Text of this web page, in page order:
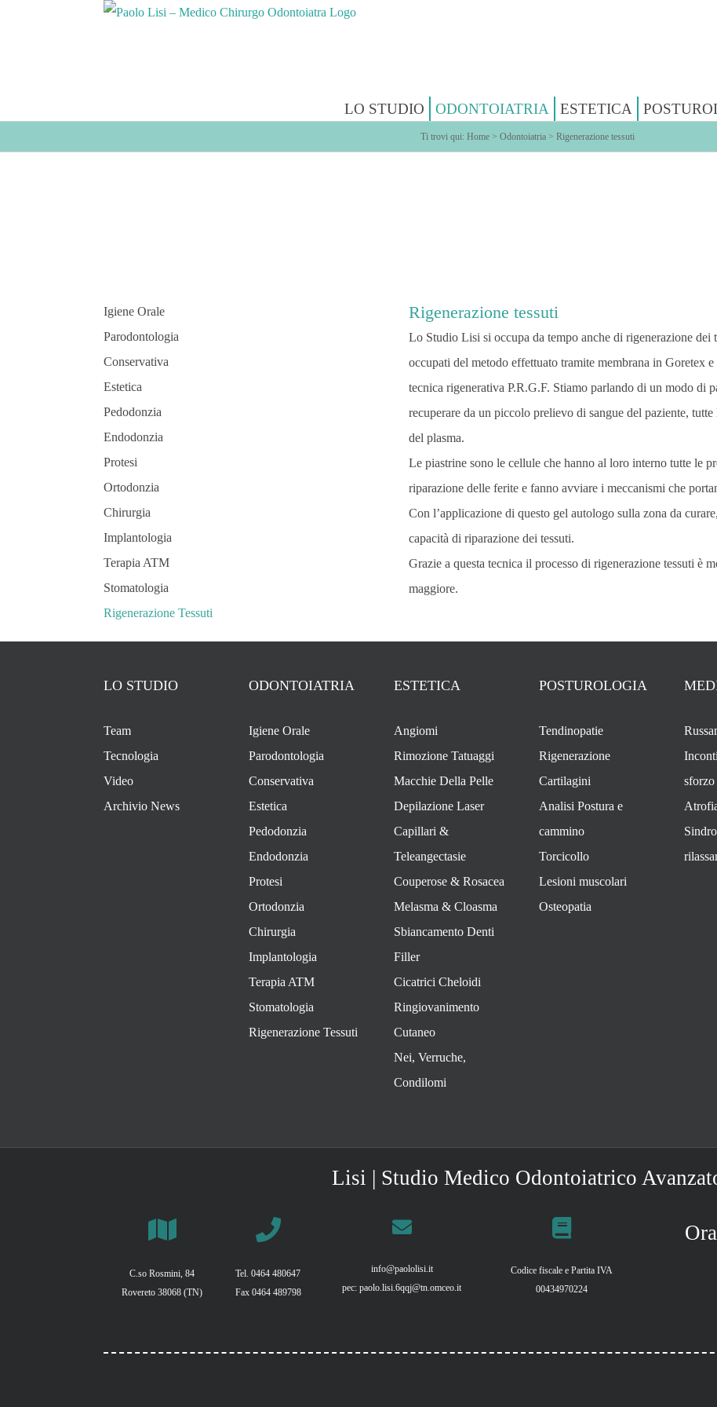
LO STUDIO ODONTOIATRIA ESTETICA
Ti trovi qui: Home> Odontoiatria> Rigenerazione tessuti
Igiene Orale
Parodontologia
Conservativa
Estetica
Pedodonzia
Endodonzia
Protesi
Ortodonzia
Chirurgia
Implantologia
Terapia ATM
Stomatologia
Rigenerazione Tessuti
Rigenerazione tessuti
Lo Studio Lisi si occupa da tempo anche di rigenerazione dei
occupati del metodo effettuato tramite membrana in Goretex
tecnica rigenerativa P.R.G.F. Stiamo parlando di un modo di
recuperare da un piccolo prelievo di sangue del paziente,
del plasma.
Le piastrine sono le cellule che hanno al loro interno tutte le
riparazione delle ferite e fanno avviare i meccanismi che
Con l’applicazione di questo gel autologo sulla zona da
capacità di riparazione dei tessuti.
Grazie a questa tecnica il processo di rigenerazione tessuti è
maggiore.
LO STUDIO
Team
Tecnologia
Video
Archivio News
ODONTOIATRIA
Igiene Orale
Parodontologia
Conservativa
Estetica
Pedodonzia
Endodonzia
Protesi
Ortodonzia
Chirurgia
Implantologia
Terapia ATM
Stomatologia
Rigenerazione Tessuti
ESTETICA
Angiomi
Rimozione Tatuaggi
Macchie Della Pelle
Depilazione Laser
Capillari &
Teleangectasie
Couperose & Rosacea
Melasma & Cloasma
Sbiancamento Denti
Filler
Cicatrici Cheloidi
Ringiovanimento
Cutaneo
Nei, Verruche,
Condilomi
POSTUROLOGIA
Tendinopatie
Rigenerazione
Cartilagini
Analisi Postura e
cammino
Torcicollo
Lesioni muscolari
Osteopatia
sforzo
Lisi | Studio Medico Odontoiatrico
C.so Rosmini, 84
Rovereto 38068 (TN)
Tel. 0464 480647
Fax 0464 489798
info@paololisi.it
pec: paolo.lisi.6qqj@tn.omceo.it
Codice fiscale e Partita IVA
00434970224